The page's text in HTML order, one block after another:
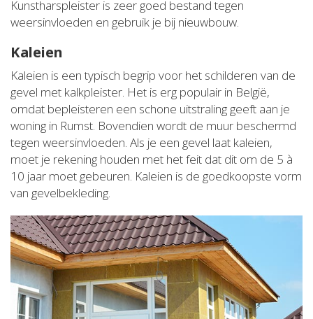
Kunstharspleister is zeer goed bestand tegen
weersinvloeden en gebruik je bij nieuwbouw.
Kaleien
Kaleien is een typisch begrip voor het schilderen van de
gevel met kalkpleister. Het is erg populair in België,
omdat bepleisteren een schone uitstraling geeft aan je
woning in Rumst. Bovendien wordt de muur beschermd
tegen weersinvloeden. Als je een gevel laat kaleien,
moet je rekening houden met het feit dat dit om de 5 à
10 jaar moet gebeuren. Kaleien is de goedkoopste vorm
van gevelbekleding.